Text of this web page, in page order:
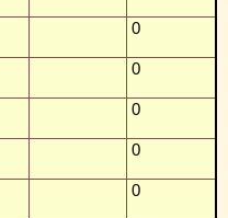
0
0
0
0
0